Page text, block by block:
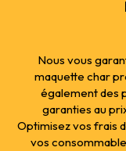
Nous vous
maquette char
également des
garanties au
Optimisez vos frais
vos